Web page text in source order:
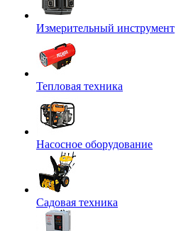
Измерительный инструмент
Тепловая техника
Насосное оборудование
Садовая техника